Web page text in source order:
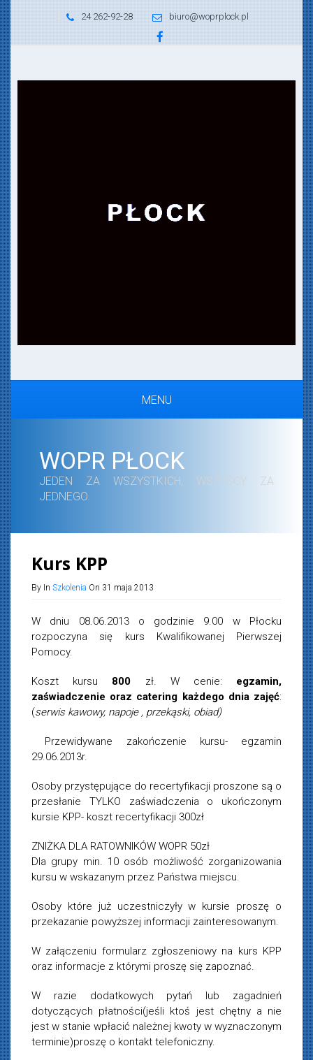
24 262-92-28 biuro@woprplock.pl
MENU
WOPR PŁOCK
JEDEN ZA WSZYSTKICH, WSZYSCY ZA
JEDNEGO.
Kurs KPP
By In Szkolenia On 31 maja 2013
W dniu 08.06.2013 o godzinie 9.00 w Płocku
rozpoczyna się kurs Kwalifikowanej Pierwszej
Pomocy.
Koszt kursu 800 zł. W cenie: egzamin,
zaświadczenie oraz catering każdego dnia zajęć:
(serwis kawowy, napoje , przekąski, obiad)
Przewidywane zakończenie kursu- egzamin
29.06.2013r.
Osoby przystępujące do recertyfikacji proszone są o
przesłanie TYLKO zaświadczenia o ukończonym
kursie KPP- koszt recertyfikacji 300zł
ZNIŻKA DLA RATOWNIKÓW WOPR 50zł
Dla grupy min. 10 osób możliwość zorganizowania
kursu w wskazanym przez Państwa miejscu.
Osoby które już uczestniczyły w kursie proszę o
przekazanie powyższej informacji zainteresowanym.
W załączeniu formularz zgłoszeniowy na kurs KPP
oraz informacje z którymi proszę się zapoznać.
W razie dodatkowych pytań lub zagadnień
dotyczących płatności(jeśli ktoś jest chętny a nie
jest w stanie wpłacić należnej kwoty w wyznaczonym
terminie)proszę o kontakt telefoniczny.